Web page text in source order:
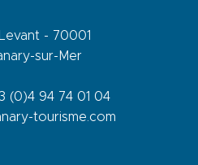
- 70001
sur-Mer
(0)4 94 74 01 04
tourisme.com